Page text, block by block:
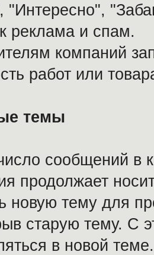
"Интересно",
реклама и спам.
компаний
работ или
темы
сообщений в
продолжает
новую тему для
старую тему. С
в новой теме.